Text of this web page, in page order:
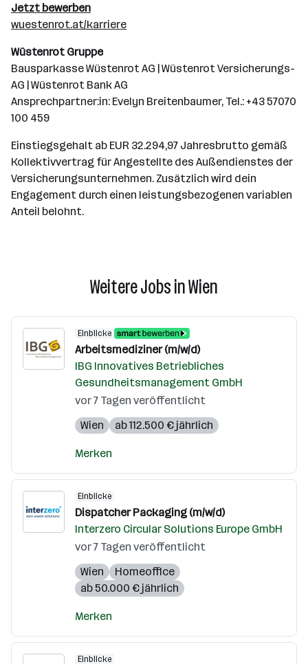
Jetzt bewerben
wuestenrot.at/karriere
Wüstenrot Gruppe
Bausparkasse Wüstenrot AG | Wüstenrot Versicherungs-
AG | Wüstenrot Bank AG
Ansprechpartner:in: Evelyn Breitenbaumer, Tel.: +43 57070
100 459
Einstiegsgehalt ab EUR 32.294,97 Jahresbrutto gemäß
Kollektivvertrag für Angestellte des Außendienstes der
Versicherungsunternehmen. Zusätzlich wird dein
Engagement durch einen leistungsbezogenen variablen
Anteil belohnt.
Weitere Jobs in Wien
Einblicke
Arbeitsmediziner (m/w/d)
IBG Innovatives Betriebliches
Gesundheitsmanagement GmbH
vor 7 Tagen veröffentlicht
Wien
ab 112.500 € jährlich
Merken
Einblicke
Dispatcher Packaging (m/w/d)
Interzero Circular Solutions Europe GmbH
vor 7 Tagen veröffentlicht
Wien
Homeoffice
ab 50.000 € jährlich
Merken
Einblicke